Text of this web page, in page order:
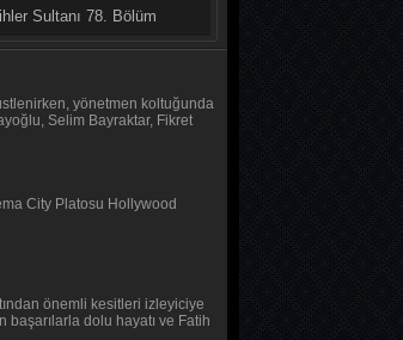
Sultanı 78. Bölüm
Sultanı 76. Bölüm
Sultanı 71. Bölüm
yönetmen koltuğunda
Selim Bayraktar, Fikret
City Platosu Hollywood
önemli kesitleri izleyiciye
başarılarla dolu hayatı ve Fatih